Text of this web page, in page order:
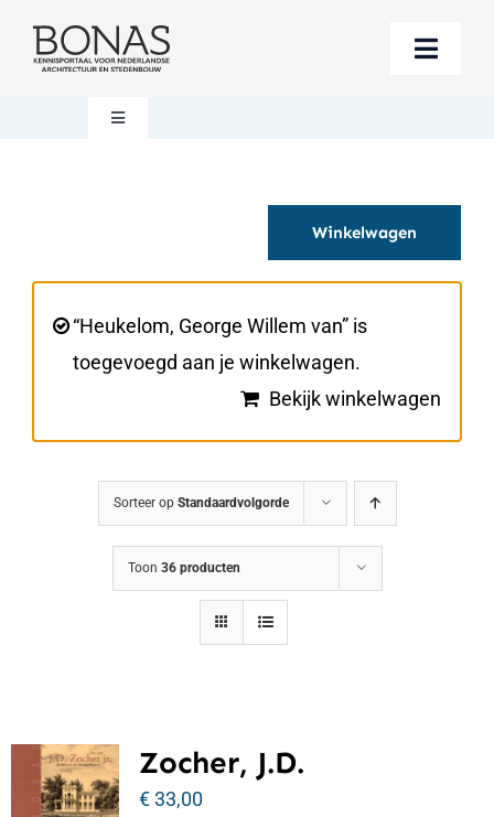
naar
Toggle
Berichten
Steun BONAS
Toggle
Winkelwagen
Winkelwagen
“Heukelom, George Willem van” is
toegevoegd aan je winkelwagen.
Bekijk winkelwagen
Sorteer op Standaardvolgorde
Toon 36 producten
Zocher, J.D.
€33,00